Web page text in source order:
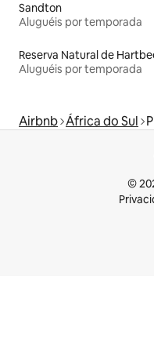
Sandton
Aluguéis por temporada
Aluguéis por temporada
Airbnb África do Sul
©